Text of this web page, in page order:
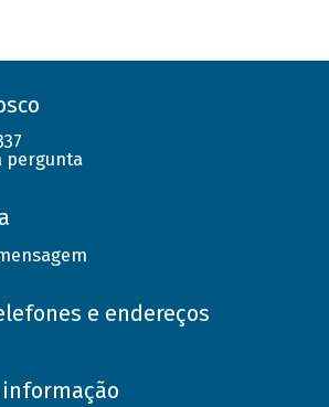
pergunta
e endereços
informação